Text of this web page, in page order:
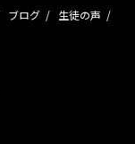
ブログ
生徒の声